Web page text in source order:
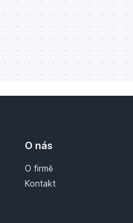
O nás
O firmě
Kontakt